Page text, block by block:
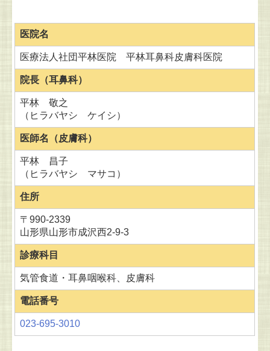
医院名
医療法人社団平林医院 平林耳鼻科皮膚科医院
院長（耳鼻科）
平林 敬之
（ヒラバヤシ ケイシ）
医師名（皮膚科）
平林 昌子
（ヒラバヤシ マサコ）
住所
〒990-2339
山形県山形市成沢西2-9-3
診療科目
気管食道・耳鼻咽喉科、皮膚科
電話番号
023-695-3010